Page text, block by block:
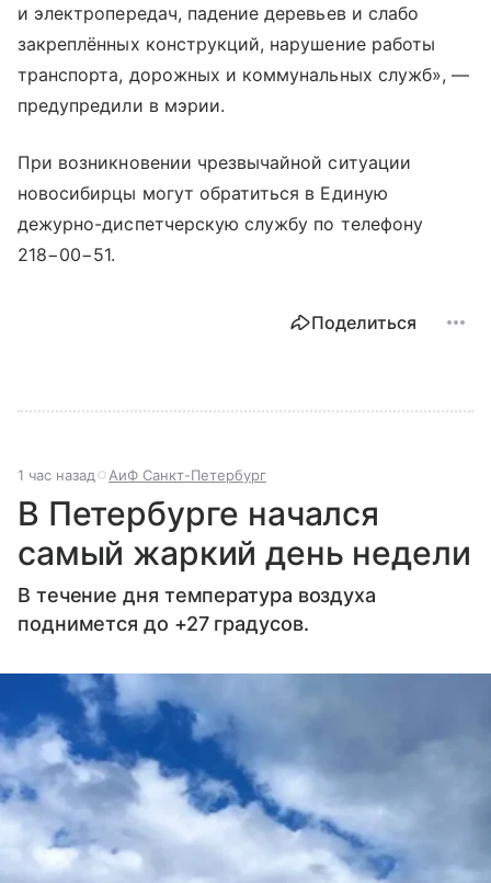
и электропередач, падение деревьев и слабо
закреплённых конструкций, нарушение работы
транспорта, дорожных и коммунальных служб», —
предупредили в мэрии.
При возникновении чрезвычайной ситуации
новосибирцы могут обратиться в Единую
дежурно-диспетчерскую службу по телефону
218−00−51.
Поделиться
1 час назад АиФ Санкт-Петербург
В Петербурге начался
самый жаркий день недели
В течение дня температура воздуха
поднимется до +27 градусов.